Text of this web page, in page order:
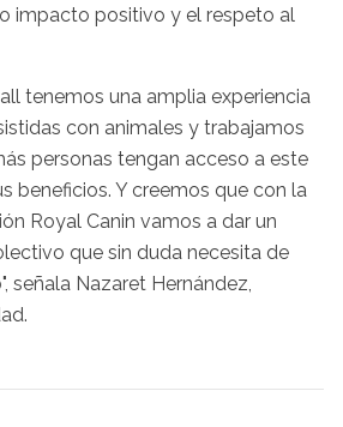
impacto positivo y el respeto al
tenemos una amplia experiencia
con animales y trabajamos
personas tengan acceso a este
beneficios. Y creemos que con la
Royal Canin vamos a dar un
que sin duda necesita de
señala Nazaret Hernández,